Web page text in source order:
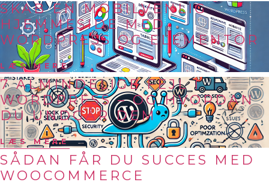
SKAB EN MOBILVENLIG
HJEMMESIDE MED
WORDPRESS OG ELEMENTOR
LÆS MERE
7 ALMINDELIGE FEJL I
WORDPRESS – OG HVORDAN
DU UNDGÅR DEM
LÆS MERE
SÅDAN FÅR DU SUCCES MED
WOOCOMMERCE